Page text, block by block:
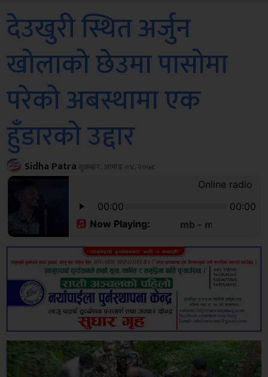
देउखुरी स्थित अर्जुन
खोलाको छेउमा पासोमा
परेको अबस्थामा एक
हुँडारको उद्दार
Sidha Patra शुक्रबार, आषाढ ०४, २०७८